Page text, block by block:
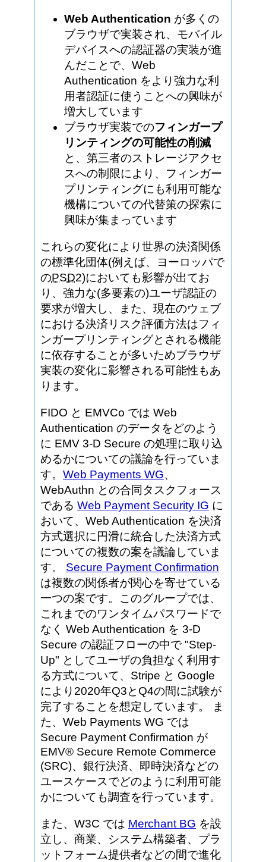
Web Authentication が多くの
ブラウザで実装され、モバイル
デバイスへの認証器の実装が進
んだことで、Web
Authentication をより強力な利
用者認証に使うことへの興味が
増大しています
ブラウザ実装でのフィンガープ
リンティングの可能性の削減
と、第三者のストレージアクセ
スへの制限により、フィンガー
プリンティングにも利用可能な
機構についての代替策の探索に
興味が集まっています
これらの変化により世界の決済関係
の標準化団体(例えば、ヨーロッパで
のPSD2)においても影響が出てお
り、強力な(多要素の)ユーザ認証の
要求が増大し、また、現在のウェブ
における決済リスク評価方法はフィ
ンガープリンティングとされる機能
に依存することが多いためブラウザ
実装の変化に影響される可能性もあ
ります。
FIDO と EMVCo では Web
Authentication のデータをどのよう
に EMV 3-D Secure の処理に取り込
めるかについての議論を行っていま
す。 Web Payments WG、
WebAuthn との合同タスクフォース
である Web Payment Security IG に
おいて、Web Authentication を決済
方式選択に円滑に統合した決済方式
についての複数の案を議論していま
す。 Secure Payment Confirmation
は複数の関係者が関心を寄せている
一つの案です。このグループでは、
これまでのワンタイムパスワードで
なく Web Authentication を 3-D
Secure の認証フローの中で "Step-
Up" としてユーザの負担なく利用す
る方式について、Stripe と Google
により2020年Q3とQ4の間に試験が
完了することを想定しています。 ま
た、Web Payments WG では
Secure Payment Confirmation が
EMV® Secure Remote Commerce
(SRC)、銀行決済、即時決済などの
ユースケースでどのように利用可能
かについても調査を行っています。
また、W3C では Merchant BG を設
立し、商業、システム構築者、プラ
ットフォーム提供者などの間で進化